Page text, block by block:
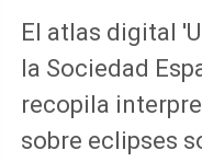
El atlas digital
la Sociedad
recopila
sobre eclipses